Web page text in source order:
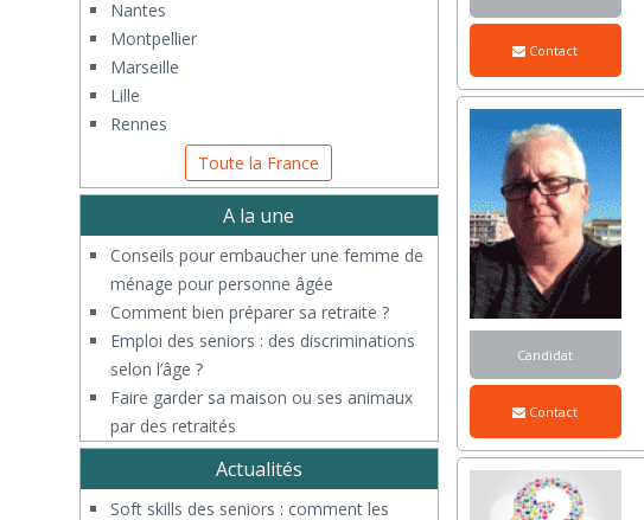
Contact
Candidat
Contact
Nantes
Montpellier
Marseille
Lille
Rennes
Toute la France
A la une
Conseils pour embaucher une femme de
ménage pour personne âgée
Comment bien préparer sa retraite ?
Emploi des seniors : des discriminations
selon l’âge ?
Faire garder sa maison ou ses animaux
par des retraités
Actualités
Soft skills des seniors : comment les